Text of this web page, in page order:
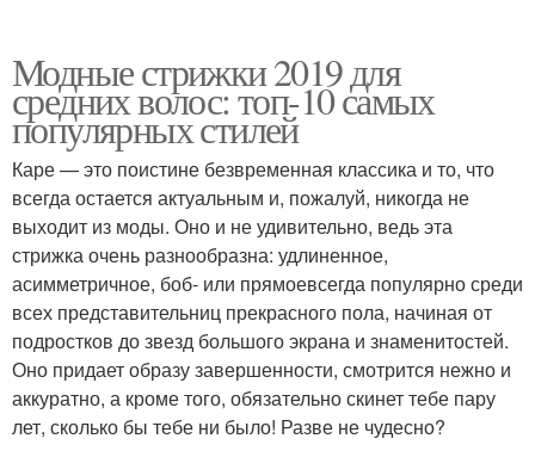
Модные стрижки 2019 для
средних волос: топ-10 самых
популярных стилей
Каре — это поистине безвременная классика и то, что
всегда остается актуальным и, пожалуй, никогда не
выходит из моды. Оно и не удивительно, ведь эта
стрижка очень разнообразна: удлиненное,
асимметричное, боб- или прямоевсегда популярно среди
всех представительниц прекрасного пола, начиная от
подростков до звезд большого экрана и знаменитостей.
Оно придает образу завершенности, смотрится нежно и
аккуратно, а кроме того, обязательно скинет тебе пару
лет, сколько бы тебе ни было! Разве не чудесно?